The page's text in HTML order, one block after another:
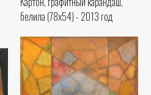
белила (78x54) - 2013 год